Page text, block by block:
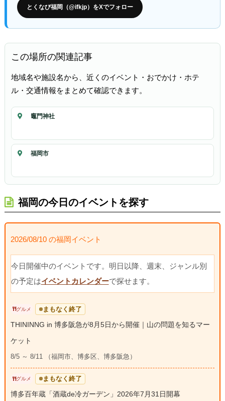
とくなび福岡（@ifkjp）をXでフォロー
この場所の関連記事
地域名や施設名から、近くのイベント・おでかけ・ホテ
ル・交通情報をまとめて確認できます。
竈門神社
福岡市
福岡の今日のイベントを探す
2026/08/10 の福岡イベント
今日開催中のイベントです。明日以降、週末、ジャンル別
の予定はイベントカレンダーで探せます。
グルメ まもなく終了
THININNG in 博多阪急が8月5日から開催｜山の問題を知るマー
ケット
8/5 ～ 8/11 （福岡市、博多区、博多阪急）
グルメ まもなく終了
博多百年蔵「酒蔵de冷ガーデン」2026年7月31日開幕